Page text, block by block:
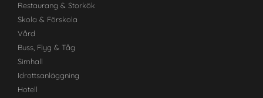
Restaurang & Storkök
Skola & Förskola
Vård
Buss, Flyg & Tåg
Simhall
Idrottsanläggning
Hotell